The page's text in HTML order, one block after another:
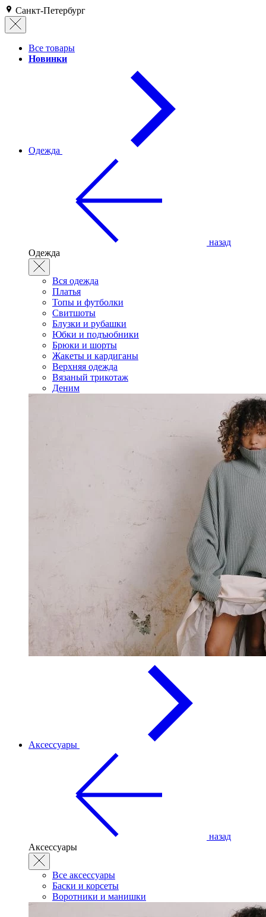
Санкт-Петербург
Все товары
Новинки
Одежда
назад
Одежда
Вся одежда
Платья
Топы и футболки
Свитшоты
Блузки и рубашки
Юбки и подъюбники
Брюки и шорты
Жакеты и кардиганы
Верхняя одежда
Вязаный трикотаж
Деним
Аксессуары
назад
Аксессуары
Все аксессуары
Баски и корсеты
Воротники и манишки